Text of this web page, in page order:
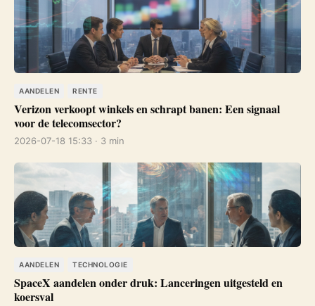
AANDELEN RENTE
Verizon verkoopt winkels en schrapt banen: Een signaal
voor de telecomsector?
2026-07-18 15:33 · 3 min
AANDELEN TECHNOLOGIE
SpaceX aandelen onder druk: Lanceringen uitgesteld en
koersval